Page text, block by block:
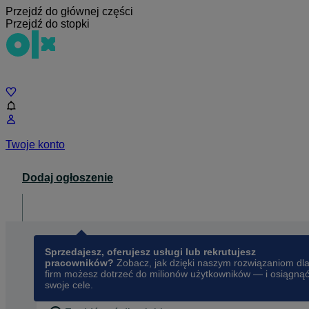
Przejdź do głównej części
Przejdź do stopki
Twoje konto
Dodaj ogłoszenie
Sprzedajesz, oferujesz usługi lub rekrutujesz
pracowników? Zobacz, jak dzięki naszym rozwiązaniom dla
firm możesz dotrzeć do milionów użytkowników — i osiągnąć
swoje cele.